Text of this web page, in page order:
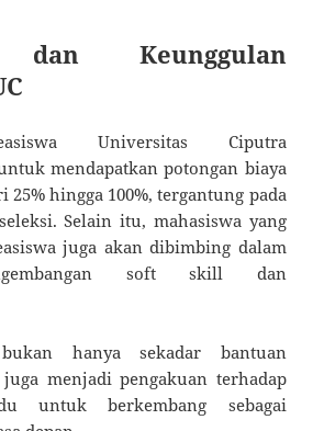
dan Keunggulan
Universitas Ciputra
mendapatkan potongan biaya
hingga 100%, tergantung pada
Selain itu, mahasiswa yang
juga akan dibimbing dalam
soft skill dan
hanya sekadar bantuan
menjadi pengakuan terhadap
untuk berkembang sebagai